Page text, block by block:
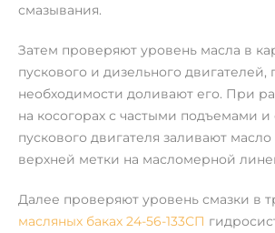
смазывания.
Затем проверяют уровень масла в
пускового и дизельного двигателей,
необходимости доливают его. При
на косогорах с частыми подъемами и
пускового двигателя заливают
верхней метки на масломерной
Далее проверяют уровень смазки в
масляных баках 24-56-133СП